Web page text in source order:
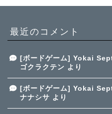
最近のコメント
[ボードゲーム] Yokai
ゴクラクテン より
[ボードゲーム] Yokai
ナナシサ より